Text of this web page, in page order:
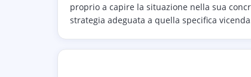
proprio a capire la situazione nella sua
strategia adeguata a quella specifica